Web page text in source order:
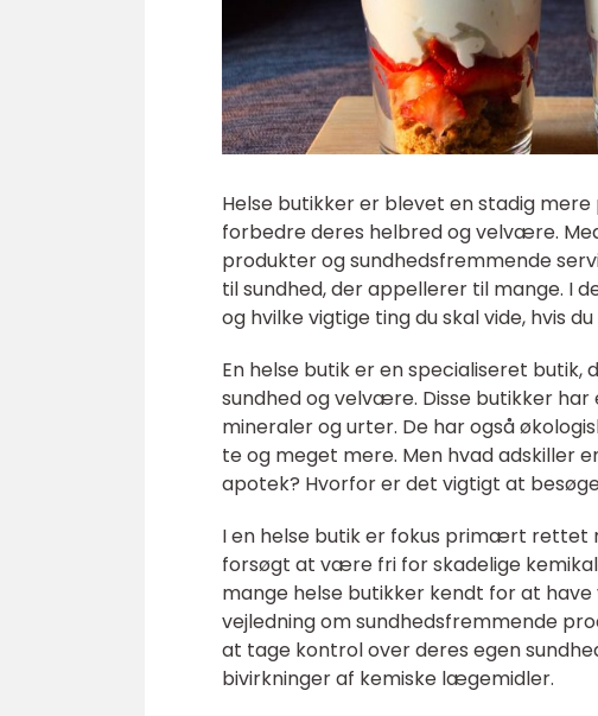
Helse butikker er blevet en stadig
forbedre deres helbred og velvære.
produkter og sundhedsfremmende
til sundhed, der appellerer til mange. I
og hvilke vigtige ting du skal vide, hvis
En helse butik er en specialiseret
sundhed og velvære. Disse butikker
mineraler og urter. De har også
te og meget mere. Men hvad adskiller
apotek? Hvorfor er det vigtigt at
I en helse butik er fokus primært rettet
forsøgt at være fri for skadelige
mange helse butikker kendt for at
vejledning om sundhedsfremmende
at tage kontrol over deres egen
bivirkninger af kemiske lægemidler.